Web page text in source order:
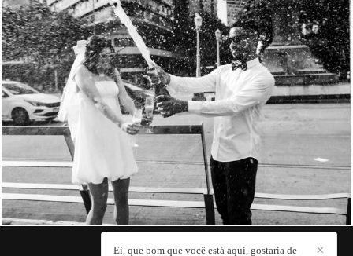
490 0
✕
Ei, que bom que você está aqui, gostaria de